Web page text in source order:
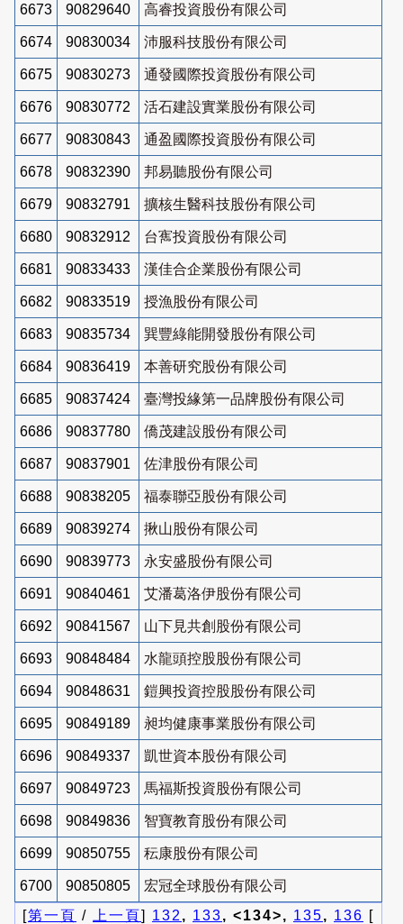
6673 90829640 高睿投資股份有限公司
6674 90830034 沛服科技股份有限公司
6675 90830273 通發國際投資股份有限公司
6676 90830772 活石建設實業股份有限公司
6677 90830843 通盈國際投資股份有限公司
6678 90832390 邦易聽股份有限公司
6679 90832791 擴核生醫科技股份有限公司
6680 90832912 台寯投資股份有限公司
6681 90833433 漢佳合企業股份有限公司
6682 90833519 授漁股份有限公司
6683 90835734 巽豐綠能開發股份有限公司
6684 90836419 本善研究股份有限公司
6685 90837424 臺灣投緣第一品牌股份有限公司
6686 90837780 僑茂建設股份有限公司
6687 90837901 佐津股份有限公司
6688 90838205 福泰聯亞股份有限公司
6689 90839274 揪山股份有限公司
6690 90839773 永安盛股份有限公司
6691 90840461 艾潘葛洛伊股份有限公司
6692 90841567 山下見共創股份有限公司
6693 90848484 水龍頭控股股份有限公司
6694 90848631 鎧興投資控股股份有限公司
6695 90849189 昶均健康事業股份有限公司
6696 90849337 凱世資本股份有限公司
6697 90849723 馬福斯投資股份有限公司
6698 90849836 智寶教育股份有限公司
6699 90850755 秐康股份有限公司
6700 90850805
宏冠全球股份有限公司
[第一頁 / 上一頁] 132 , 133, <134>, 135, 136 [